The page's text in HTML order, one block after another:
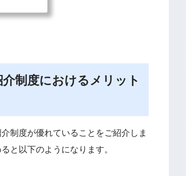
制度におけるメリット
制度が優れていることをご紹介しま
と以下のようになります。